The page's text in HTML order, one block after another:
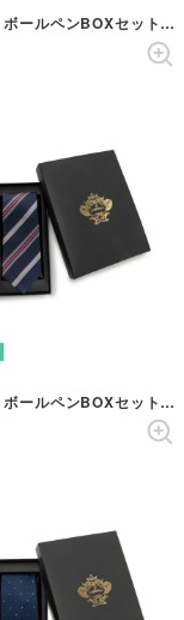
ネクタイ・ボールペンBOXセット ソリッド （ダルブルー）
ネクタイ・ボールペンBOXセット ストライプ （ネイビーブルー）